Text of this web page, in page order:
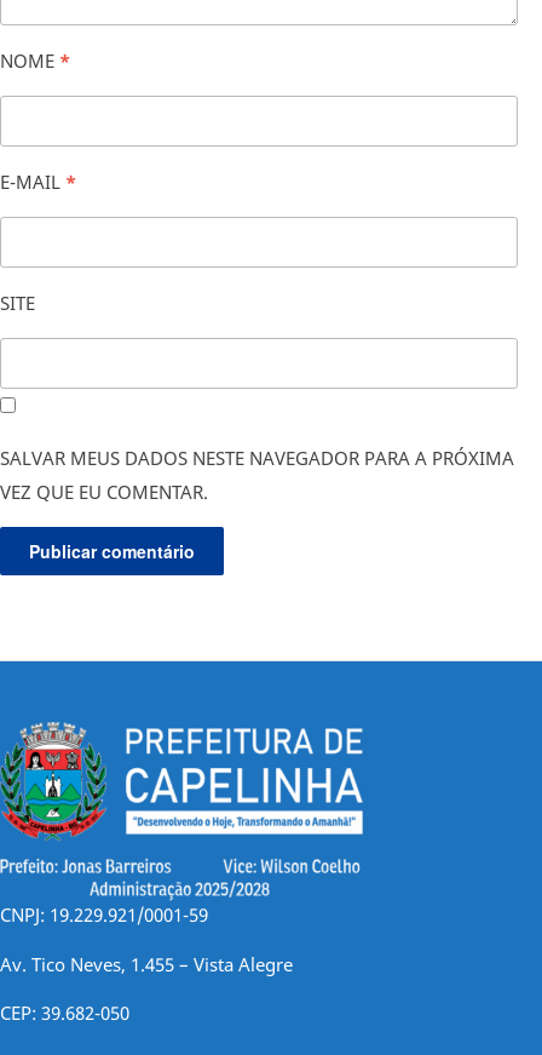
NOME *
E-MAIL *
SITE
SALVAR MEUS DADOS NESTE NAVEGADOR PARA A PRÓXIMA
VEZ QUE EU COMENTAR.
CNPJ: 19.229.921/0001-59
Av. Tico Neves, 1.455 – Vista Alegre
CEP: 39.682-050